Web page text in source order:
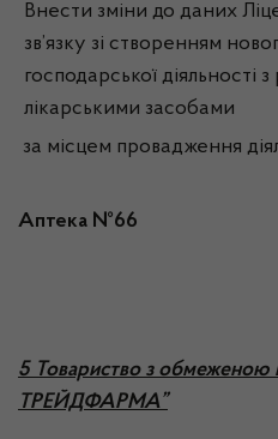
Внести зміни до даних
зв’язку зі створенням
господарської діяльності з
лікарськими засобами
за місцем провадження
Аптека №66
5 Товариство з обмеженою
ТРЕЙДФАРМА”